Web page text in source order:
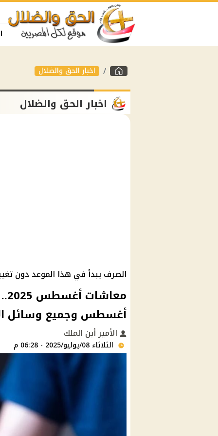
اخبار الحق والضلال
اخبار الحق والضلال
الصرف يبدأ في هذا الموعد دون
أغسطس وجميع وسائل
الأمير أبن الملك
الثلاثاء 08/يوليو/2025 - 06:28 م